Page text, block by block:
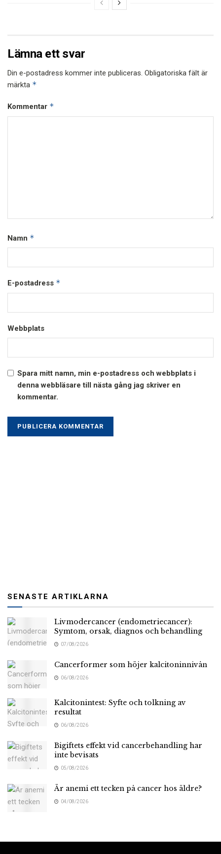
Lämna ett svar
Din e-postadress kommer inte publiceras. Obligatoriska fält är
märkta *
Kommentar *
Namn *
E-postadress *
Webbplats
Spara mitt namn, min e-postadress och webbplats i
denna webbläsare till nästa gång jag skriver en
kommentar.
SENASTE ARTIKLARNA
Livmodercancer (endometriecancer):
Symtom, orsak, diagnos och behandling
07/08/2026
Cancerformer som höjer kalcitoninnivån
06/08/2026
Kalcitonintest: Syfte och tolkning av
resultat
06/08/2026
Bigiftets effekt vid cancerbehandling har
inte bevisats
05/08/2026
Är anemi ett tecken på cancer hos äldre?
04/08/2026